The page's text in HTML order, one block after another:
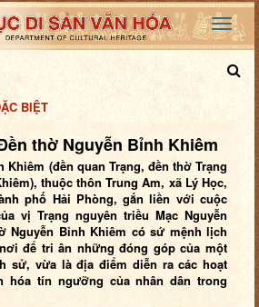
BIỆT
thờ Nguyễn Bỉnh Khiêm
Khiêm (đền quan Trạng, đền thờ Trạng
thuộc thôn Trung Am, xã Lý Học,
phố Hải Phòng, gắn liền với cuộc
vị Trạng nguyên triều Mạc Nguyễn
Nguyễn Bỉnh Khiêm có sứ mệnh lịch
để tri ân những đóng góp của một
sử, vừa là địa điểm diễn ra các hoạt
hóa tín ngưỡng của nhân dân trong